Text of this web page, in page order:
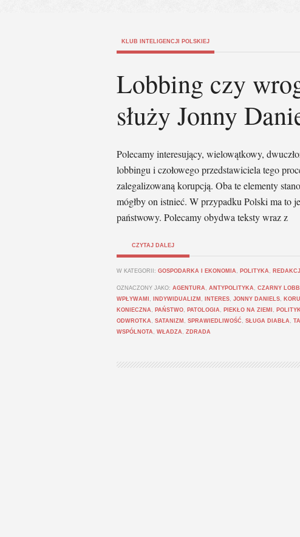
KLUB INTELIGENCJI POLSKIEJ
Lobbing czy
służy Jonny
Polecamy interesujący, wielowątkowy,
lobbingu i czołowego przedstawiciela tego
zalegalizowaną korupcją. Oba te elementy
mógłby on istnieć. W przypadku Polski ma to
państwowy. Polecamy obydwa teksty wraz z
CZYTAJ DALEJ
W KATEGORII: GOSPODARKA I EKONOMIA , POLITYKA ,
OZNACZONY JAKO: AGENTURA , ANTYPOLITYKA , CZARNY
WPŁYWAMI , INDYWIDUALIZM , INTERES, JONNY DANIELS,
KONIECZNA , PAŃSTWO, PATOLOGIA , PIEKŁO NA ZIEMI ,
ODWROTKA , SATANIZM , SPRAWIEDLIWOŚĆ , SŁUGA DIABŁA ,
WSPÓLNOTA , WŁADZA , ZDRADA